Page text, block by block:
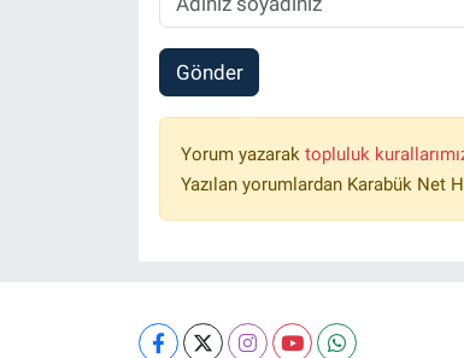
Gönder
Yorum yazarak topluluk
Yazılan yorumlardan Karabük Net